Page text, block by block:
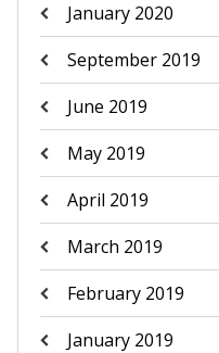
January 2020
September 2019
June 2019
May 2019
April 2019
March 2019
February 2019
January 2019